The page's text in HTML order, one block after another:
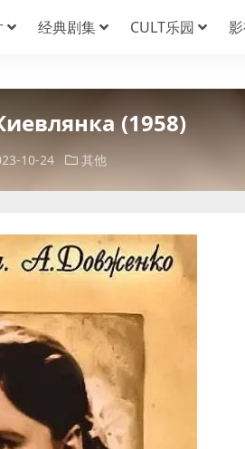
经典剧集 CULT乐园
(1958)
10-24 其他